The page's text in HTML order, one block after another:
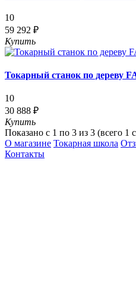
10
59 292 ₽
Купить
Токарный станок по дереву
10
30 888 ₽
Купить
Показано с 1 по 3 из 3 (всего 1
О магазине Токарная школа
Контакты